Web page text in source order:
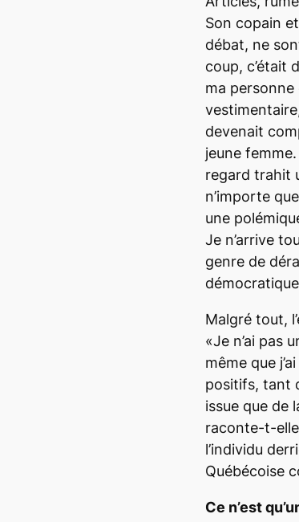
Son copain
débat, ne
coup, c’était
ma
devenait
jeune
regard trahit
n’importe
une
Je n’arrive
genre de
Malgré tout,
«Je n’ai pas
même que
positifs, tant
issue que de
raconte-t-
l’individu
Québécoise
Ce n’est